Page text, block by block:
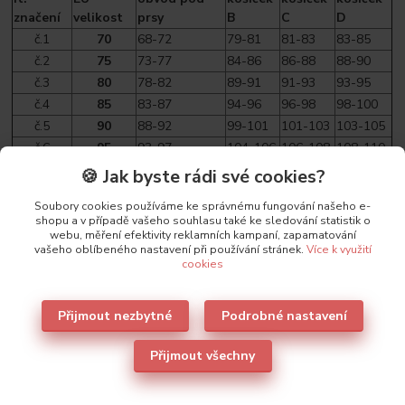
značení
velikost
prsy
B
C
D
č.1
70 68-72 79-81 81-83
83-85
č.2
75 73-77 84-86 86-88
88-90
č.3
80 78-82 89-91 91-93
93-95
č.4
85 83-87 94-96 96-98
98-100
č.5
90 88-92 99-101 101-103 103-105
č.6
95 93-97 104-106 106-108 108-110
Parametry
Také doporučujeme 2
🍪 Jak byste rádi své cookies?
Soubory cookies používáme ke správnému fungování našeho e-
shopu a v případě vašeho souhlasu také ke sledování statistik o
webu, měření efektivity reklamních kampaní, zapamatování
vašeho oblíbeného nastavení při používání stránek. Více k využití
cookies
Přijmout nezbytné Podrobné nastavení
Přijmout všechny